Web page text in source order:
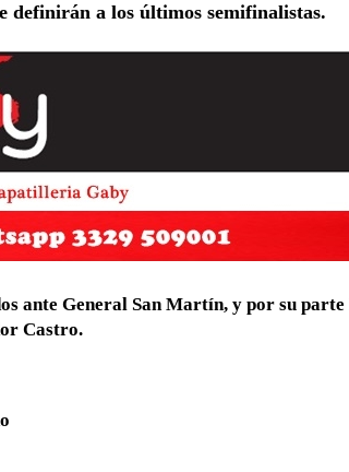
definirán a los últimos semifinalistas.
ante General San Martín, y por su parte
Castro.